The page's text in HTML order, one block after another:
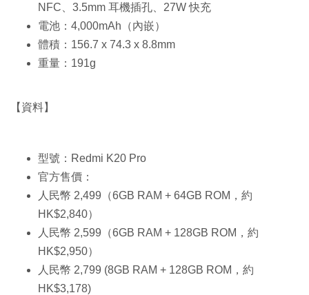
NFC、3.5mm 耳機插孔、27W 快充
電池：4,000mAh（內嵌）
體積：156.7 x 74.3 x 8.8mm
重量：191g
【資料】
型號：Redmi K20 Pro
官方售價：
人民幣 2,499（6GB RAM + 64GB ROM，約
HK$2,840）
人民幣 2,599（6GB RAM + 128GB ROM，約
HK$2,950）
人民幣 2,799 (8GB RAM + 128GB ROM，約
HK$3,178)